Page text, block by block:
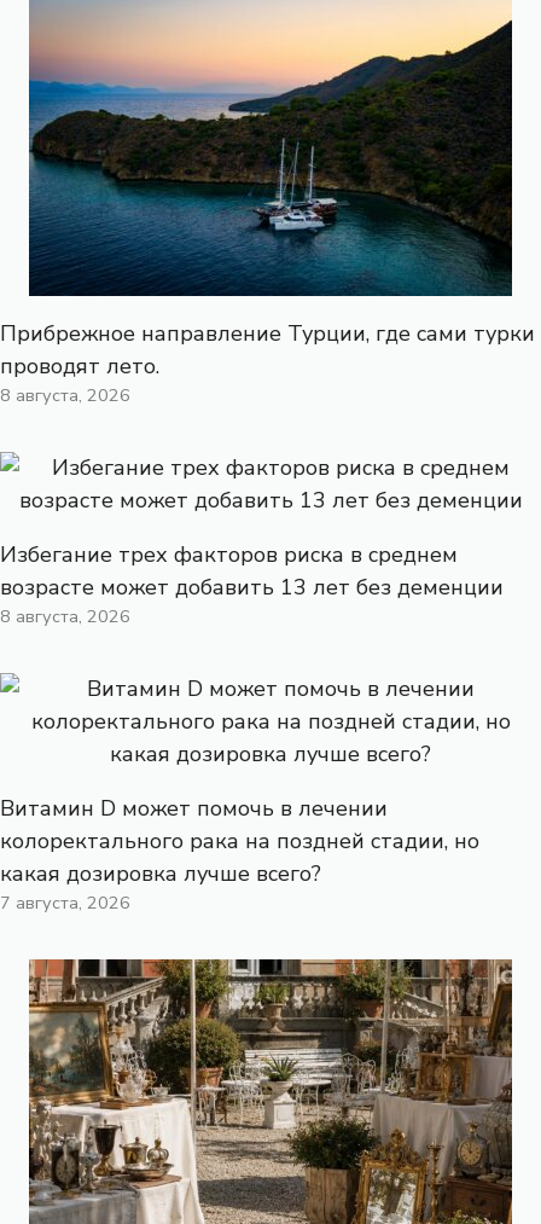
Прибрежное направление Турции, где сами турки
проводят лето.
8 августа, 2026
Избегание трех факторов риска в среднем
возрасте может добавить 13 лет без деменции
8 августа, 2026
Витамин D может помочь в лечении
колоректального рака на поздней стадии, но
какая дозировка лучше всего?
7 августа, 2026